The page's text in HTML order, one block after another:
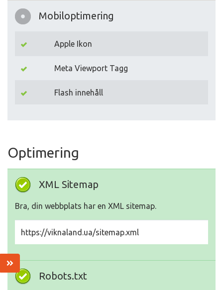
Mobiloptimering
Apple Ikon
Meta Viewport Tagg
Flash innehåll
Optimering
XML Sitemap
Bra, din webbplats har en XML sitemap.
https://viknaland.ua/sitemap.xml
Robots.txt